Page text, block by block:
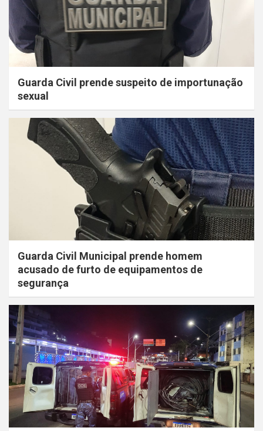
Guarda Civil prende suspeito de importunação
sexual
Guarda Civil Municipal prende homem
acusado de furto de equipamentos de
segurança